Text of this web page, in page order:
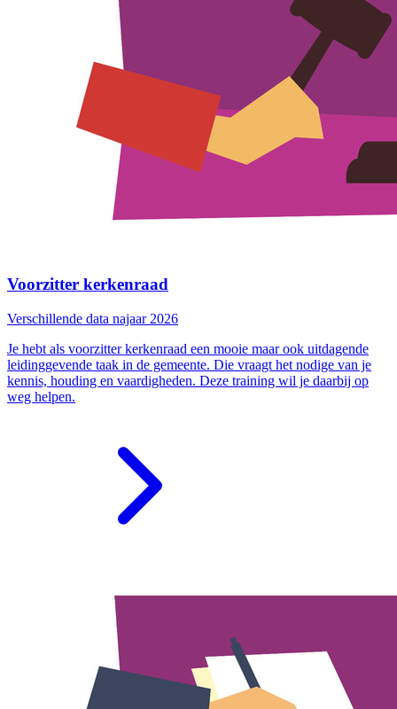
Voorzitter kerkenraad
Verschillende data najaar 2026
Je hebt als voorzitter kerkenraad een mooie maar ook uitdagende
leidinggevende taak in de gemeente. Die vraagt het nodige van je
kennis, houding en vaardigheden. Deze training wil je daarbij op
weg helpen.